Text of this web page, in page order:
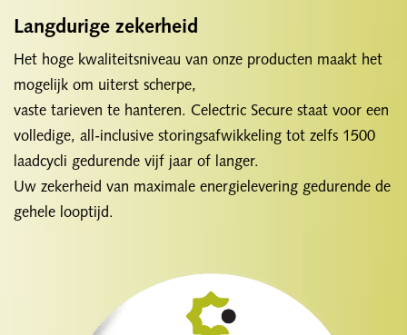
Langdurige zekerheid
Het hoge kwaliteitsniveau van onze producten maakt het
mogelijk om uiterst scherpe,
vaste tarieven te hanteren. Celectric Secure staat voor een
volledige, all-inclusive storingsafwikkeling tot zelfs 1500
laadcycli gedurende vijf jaar of langer.
Uw zekerheid van maximale energielevering gedurende de
gehele looptijd.